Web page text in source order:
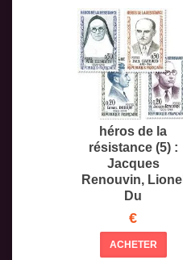
héros de la
résistance (5) :
Jacques
Renouvin, Lionel
Du
€
ACHETER